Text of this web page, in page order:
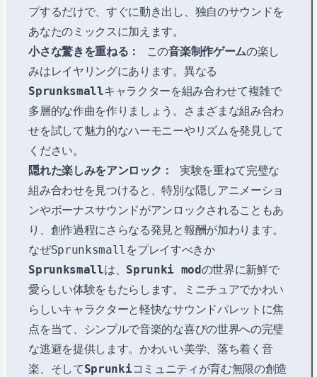
プするだけで、すぐに動き出し、独自のサウンドを
あなたのミックスに加えます。
小さな驚きを重ねる：
この音楽制作ゲームの楽し
みはレイヤリングにあります。異なる
Sprunksmallキャラクターを組み合わせて複雑で
多層的な作曲を作りましょう。さまざまな組み合わ
せを試して魅力的なハーモニーやリズムを発見して
ください。
隠れた楽しみをアンロック：
実験を重ねて完璧な
組み合わせを見つけると、特別な隠しアニメーショ
ンやボーナスサウンドがアンロックされることもあ
り、創作過程にさらなる発見と報酬が加わります。
なぜSprunksmallをプレイすべきか
Sprunksmallは、 Sprunki modの世界に新鮮で
愛らしい体験をもたらします。ミニチュアでかわい
らしいキャラクターと軽快なサウンドパレットに焦
点を当て、シンプルで音楽的な喜びの世界への完璧
な逃避を提供します。かわいい美学、落ち着く音
楽、そしてSprunkiコミュニティが育む無限の創造